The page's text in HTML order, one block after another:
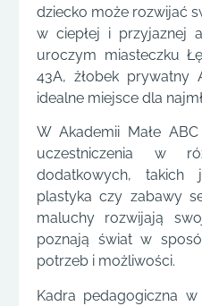
dziecko może rozwijać
w ciepłej i przyjaznej
uroczym miasteczku
43A, żłobek prywatny
idealne miejsce dla
W Akademii Małe
uczestniczenia w
dodatkowych, takich
plastyka czy zabawy
maluchy rozwijają
poznają świat w
potrzeb i możliwości.
Kadra pedagogiczna